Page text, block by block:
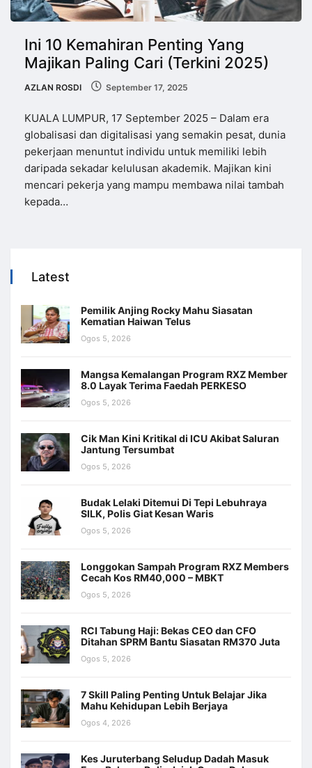
Ini 10 Kemahiran Penting Yang
Majikan Paling Cari (Terkini 2025)
AZLAN ROSDI September 17, 2025
KUALA LUMPUR, 17 September 2025 – Dalam era
globalisasi dan digitalisasi yang semakin pesat, dunia
pekerjaan menuntut individu untuk memiliki lebih
daripada sekadar kelulusan akademik. Majikan kini
mencari pekerja yang mampu membawa nilai tambah
kepada…
Latest
Pemilik Anjing Rocky Mahu Siasatan
Kematian Haiwan Telus
Ogos 5, 2026
Mangsa Kemalangan Program RXZ Member
8.0 Layak Terima Faedah PERKESO
Ogos 5, 2026
Cik Man Kini Kritikal di ICU Akibat Saluran
Jantung Tersumbat
Ogos 5, 2026
Budak Lelaki Ditemui Di Tepi Lebuhraya
SILK, Polis Giat Kesan Waris
Ogos 5, 2026
Longgokan Sampah Program RXZ Members
Cecah Kos RM40,000 – MBKT
Ogos 5, 2026
RCI Tabung Haji: Bekas CEO dan CFO
Ditahan SPRM Bantu Siasatan RM370 Juta
Ogos 5, 2026
7 Skill Paling Penting Untuk Belajar Jika
Mahu Kehidupan Lebih Berjaya
Ogos 4, 2026
Kes Juruterbang Seludup Dadah Masuk